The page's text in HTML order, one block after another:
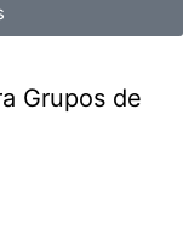
Grupos de